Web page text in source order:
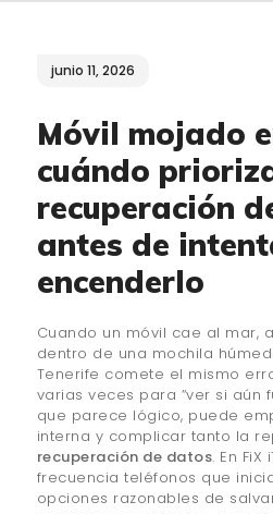
junio 11, 2026
Móvil mojado
cuándo
recuperación
antes de
encenderlo
Cuando un móvil cae al mar,
dentro de una mochila
Tenerife comete el mismo
varias veces para “ver si aún
que parece lógico, puede
interna y complicar tanto la
recuperación de datos. En
frecuencia teléfonos que
opciones razonables de